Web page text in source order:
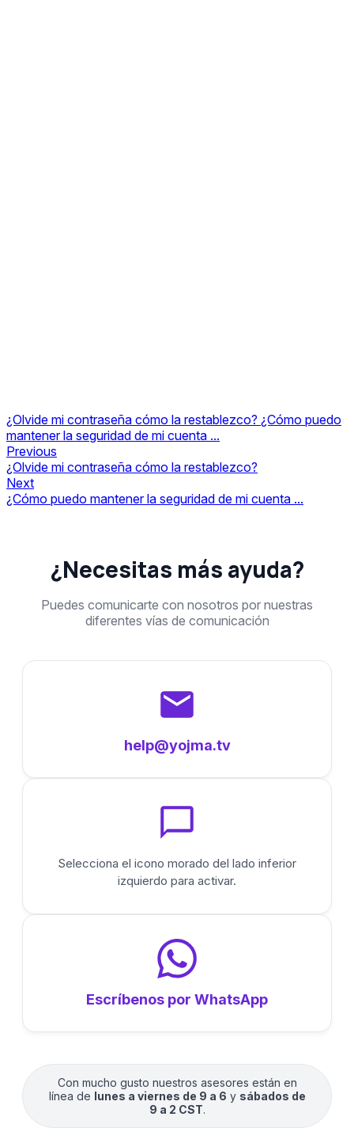
¿Olvide mi contraseña cómo la restablezco? ¿Cómo puedo
mantener la seguridad de mi cuenta ...
Previous
¿Olvide mi contraseña cómo la restablezco?
Next
¿Cómo puedo mantener la seguridad de mi cuenta ...
¿Necesitas más ayuda?
Puedes comunicarte con nosotros por nuestras
diferentes vías de comunicación
help@yojma.tv
Selecciona el icono morado del lado inferior
izquierdo para activar.
Escríbenos por WhatsApp
Con mucho gusto nuestros asesores están en
línea de lunes a viernes de 9 a 6 y sábados de
9 a 2 CST.